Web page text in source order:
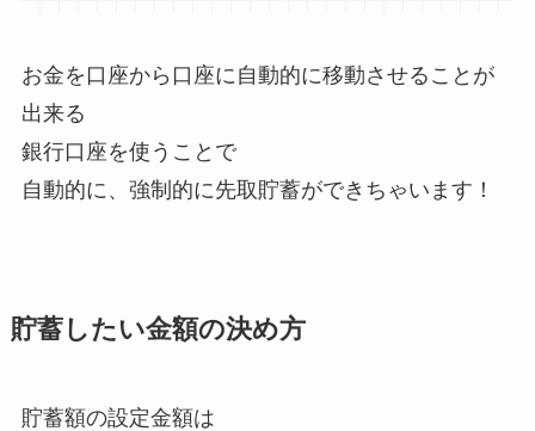
お金を口座から口座に自動的に移動させることが
出来る
銀行口座を使うことで
自動的に、強制的に先取貯蓄ができちゃいます！
貯蓄したい金額の決め方
貯蓄額の設定金額は